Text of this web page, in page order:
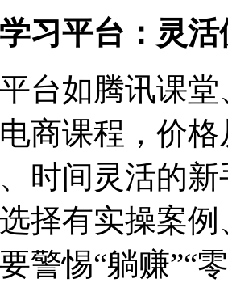
习平台：灵
台如腾讯课
商课程，价
时间灵活的
择有实操案
警惕“躺赚”“